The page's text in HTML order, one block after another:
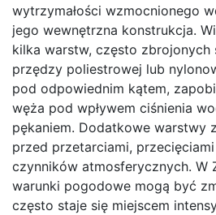
wytrzymałości wzmocnionego
jego wewnętrzna konstrukcja.
kilka warstw, często zbrojonych
przędzy poliestrowej lub
pod odpowiednim kątem,
węża pod wpływem ciśnienia
pękaniem. Dodatkowe warstwy
przed przetarciami, przecięciami
czynników atmosferycznych. W
warunki pogodowe mogą być
często staje się miejscem